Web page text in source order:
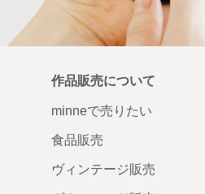
作品販売について
minneで売りたい
食品販売
ヴィンテージ販売